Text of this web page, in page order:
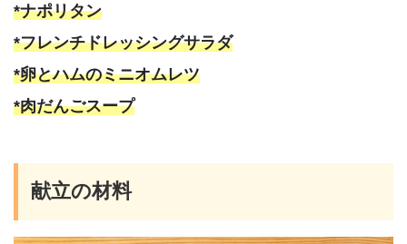
*ナポリタン
*フレンチドレッシングサラダ
*卵とハムのミニオムレツ
*肉だんごスープ
献立の材料